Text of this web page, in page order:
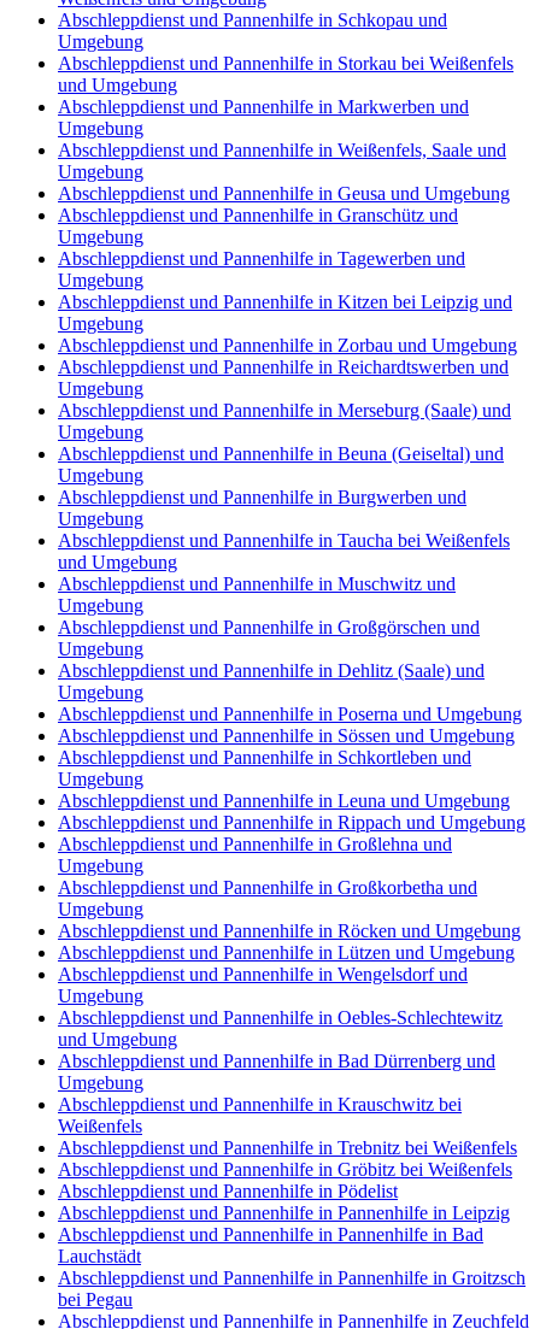
Abschleppdienst und Pannenhilfe in Schkopau und
Umgebung
Abschleppdienst und Pannenhilfe in Storkau bei Weißenfels
und Umgebung
Abschleppdienst und Pannenhilfe in Markwerben und
Umgebung
Abschleppdienst und Pannenhilfe in Weißenfels, Saale und
Umgebung
Abschleppdienst und Pannenhilfe in Geusa und Umgebung
Abschleppdienst und Pannenhilfe in Granschütz und
Umgebung
Abschleppdienst und Pannenhilfe in Tagewerben und
Umgebung
Abschleppdienst und Pannenhilfe in Kitzen bei Leipzig und
Umgebung
Abschleppdienst und Pannenhilfe in Zorbau und Umgebung
Abschleppdienst und Pannenhilfe in Reichardtswerben und
Umgebung
Abschleppdienst und Pannenhilfe in Merseburg (Saale) und
Umgebung
Abschleppdienst und Pannenhilfe in Beuna (Geiseltal) und
Umgebung
Abschleppdienst und Pannenhilfe in Burgwerben und
Umgebung
Abschleppdienst und Pannenhilfe in Taucha bei Weißenfels
und Umgebung
Abschleppdienst und Pannenhilfe in Muschwitz und
Umgebung
Abschleppdienst und Pannenhilfe in Großgörschen und
Umgebung
Abschleppdienst und Pannenhilfe in Dehlitz (Saale) und
Umgebung
Abschleppdienst und Pannenhilfe in Poserna und Umgebung
Abschleppdienst und Pannenhilfe in Sössen und Umgebung
Abschleppdienst und Pannenhilfe in Schkortleben und
Umgebung
Abschleppdienst und Pannenhilfe in Leuna und Umgebung
Abschleppdienst und Pannenhilfe in Rippach und Umgebung
Abschleppdienst und Pannenhilfe in Großlehna und
Umgebung
Abschleppdienst und Pannenhilfe in Großkorbetha und
Umgebung
Abschleppdienst und Pannenhilfe in Röcken und Umgebung
Abschleppdienst und Pannenhilfe in Lützen und Umgebung
Abschleppdienst und Pannenhilfe in Wengelsdorf und
Umgebung
Abschleppdienst und Pannenhilfe in Oebles-Schlechtewitz
und Umgebung
Abschleppdienst und Pannenhilfe in Bad Dürrenberg und
Umgebung
Abschleppdienst und Pannenhilfe in Krauschwitz bei
Weißenfels
Abschleppdienst und Pannenhilfe in Trebnitz bei Weißenfels
Abschleppdienst und Pannenhilfe in Gröbitz bei Weißenfels
Abschleppdienst und Pannenhilfe in Pödelist
Abschleppdienst und Pannenhilfe in Pannenhilfe in Leipzig
Abschleppdienst und Pannenhilfe in Pannenhilfe in Bad
Lauchstädt
Abschleppdienst und Pannenhilfe in Pannenhilfe in Groitzsch
bei Pegau
Abschleppdienst und Pannenhilfe in Pannenhilfe in Zeuchfeld